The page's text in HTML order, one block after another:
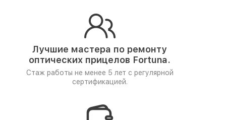
Лучшие мастера по ремонту
оптических прицелов Fortuna.
Стаж работы не менее 5 лет с регулярной
сертификацией.